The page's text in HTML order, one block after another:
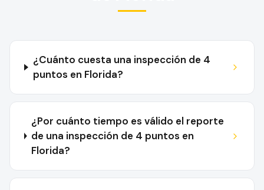
¿Cuánto cuesta una inspección de 4
puntos en Florida?
¿Por cuánto tiempo es válido el reporte
de una inspección de 4 puntos en
Florida?